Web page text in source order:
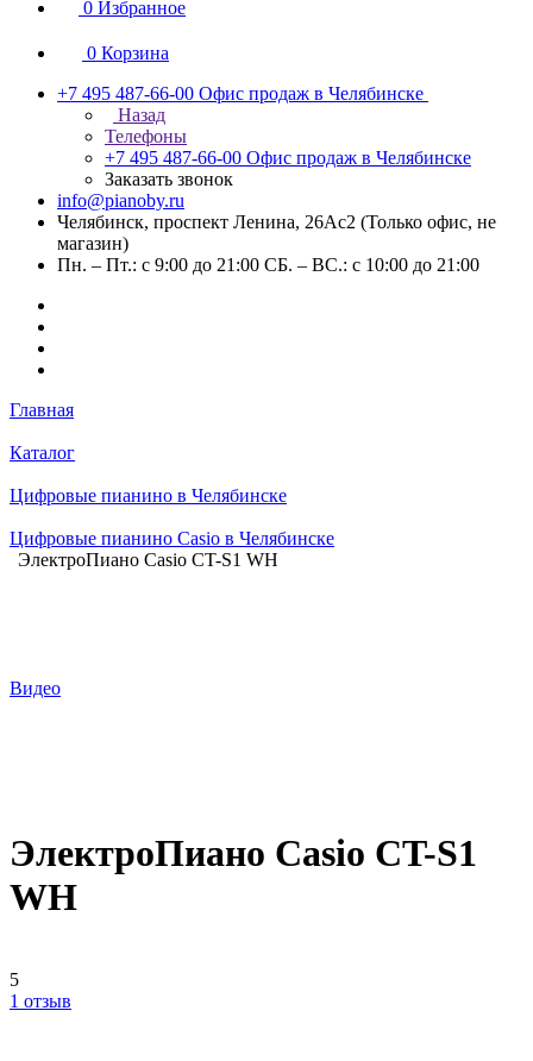
0 Избранное
0 Корзина
+7 495 487-66-00 Офис продаж в Челябинске
Назад
Телефоны
+7 495 487-66-00 Офис продаж в Челябинске
Заказать звонок
info@pianoby.ru
Челябинск, проспект Ленина, 26Ас2 (Только офис, не
магазин)
Пн. – Пт.: с 9:00 до 21:00 СБ. – ВС.: с 10:00 до 21:00
Главная
Каталог
Цифровые пианино в Челябинске
Цифровые пианино Casio в Челябинске
ЭлектроПиано Casio CT-S1 WH
Видео
ЭлектроПиано Casio CT-S1
WH
5
1 отзыв